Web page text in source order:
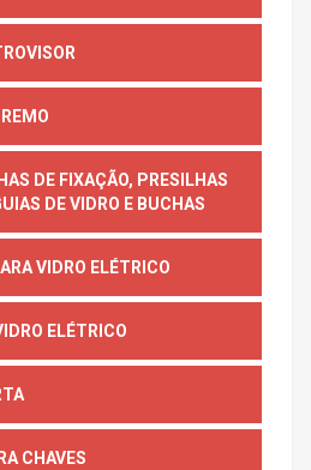
DE FIXAÇÃO, PRESILHAS
DE VIDRO E BUCHAS
VIDRO ELÉTRICO
ELÉTRICO
CHAVES